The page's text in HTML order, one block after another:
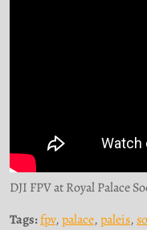
DJI FPV at Royal Palace
Tags:fpv,palace,paleis,